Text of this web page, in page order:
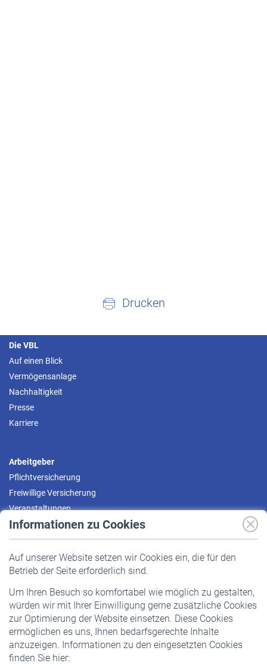
Informationen zu Cookies
Auf unserer Website setzen wir Cookies ein, die für den
Betrieb der Seite erforderlich sind.
Um Ihren Besuch so komfortabel wie möglich zu gestalten,
würden wir mit Ihrer Einwilligung gerne zusätzliche Cookies
zur Optimierung der Website einsetzen. Diese Cookies
ermöglichen es uns, Ihnen bedarfsgerechte Inhalte
anzuzeigen. Informationen zu den eingesetzten Cookies
finden Sie hier:
Drucken
Die VBL
Auf einen Blick
Vermögensanlage
Nachhaltigkeit
Presse
Karriere
Arbeitgeber
Pflichtversicherung
Freiwillige Versicherung
Veranstaltungen
Pflichtversicherung
Staatliche Förderung
Veranstaltungen
Rentner
Rentenbeginn